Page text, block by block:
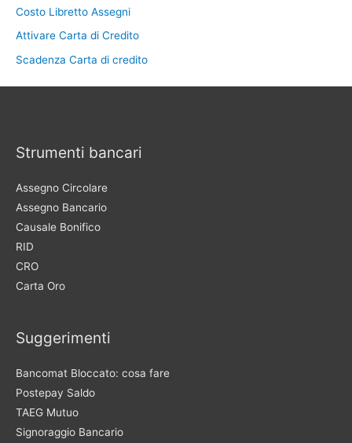
Costo Libretto Assegni
Attivare Carta di Credito
Scadenza Carta di credito
Strumenti bancari
Assegno Circolare
Assegno Bancario
Causale Bonifico
RID
CRO
Carta Oro
Suggerimenti
Bancomat Bloccato: cosa fare
Postepay Saldo
TAEG Mutuo
Signoraggio Bancario